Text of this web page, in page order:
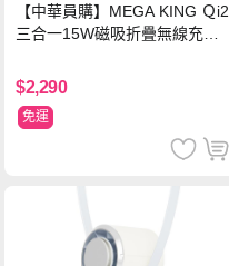
【中華員購】MEGA KING Ｑi2
三合一15W磁吸折疊無線充電
$2,290
免運